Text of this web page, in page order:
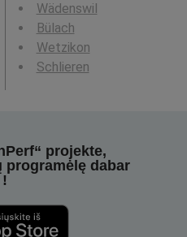
Wädenswil
Bülach
Wetzikon
Schlieren
projekte,
dabar
!